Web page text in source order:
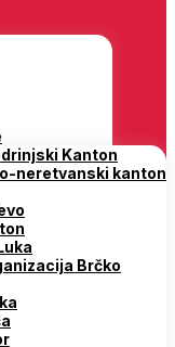
Kanton
neretvanski kanton
Brčko